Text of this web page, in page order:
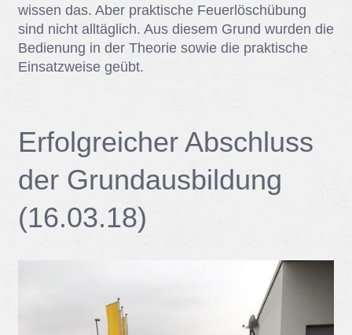
wis­sen das. Aber prak­ti­sche Feu­er­lö­sch­übung
sind nicht all­täg­lich. Aus die­sem Grund wur­den die
Be­die­nung in der Theo­rie so­wie die prak­ti­sche
Ein­satz­wei­se ge­übt.
Er­folg­rei­cher Ab­schluss
der Grund­aus­bil­dung
(16.03.18)